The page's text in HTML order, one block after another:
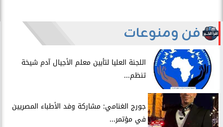
فن ومنوعات
اللجنة العليا لتأبين معلم الأجيال آدم شيخة
تنظم...
جورج الغنامي: مشاركة وفد الأطباء المصريين
في مؤتمر...